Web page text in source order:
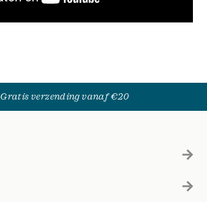
Gratis verzending vanaf €20